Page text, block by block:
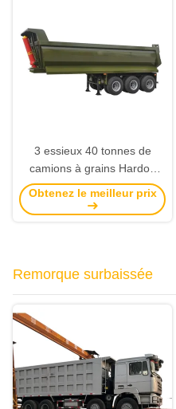
3 essieux 40 tonnes de
camions à grains Hardox
remorque arrière sur mesure
avec BPW / FUWA / LUCKIN
Obtenez le meilleur prix
Remorque surbaissée